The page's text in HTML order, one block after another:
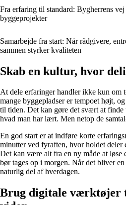
Fra erfaring til standard: Bygherrens
byggeprojekter
Samarbejde fra start: Når rådgivere,
sammen styrker kvaliteten
Skab en kultur, hvor
At dele erfaringer handler ikke kun om
mange byggepladser er tempoet højt,
til tiden. Det kan gøre det svært at finde
hvad man har lært. Men netop de
En god start er at indføre korte
minutter ved fyraften, hvor holdet deler
Det kan være alt fra en ny måde at løse
bør tages op i morgen. Når det bliver
naturlig del af hverdagen.
Brug digitale værktøjer